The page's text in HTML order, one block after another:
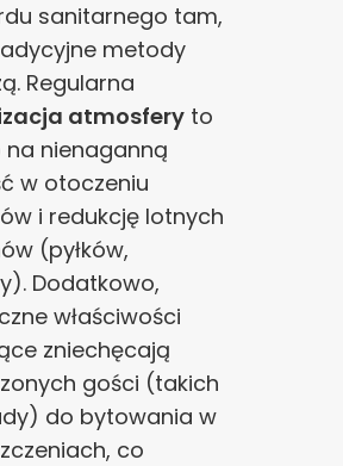
sanitarnego tam,
metody
Regularna
atmosfery to
nienaganną
w otoczeniu
i redukcję lotnych
(pyłków,
Dodatkowo,
właściwości
zniechęcają
gości (takich
do bytowania w
co